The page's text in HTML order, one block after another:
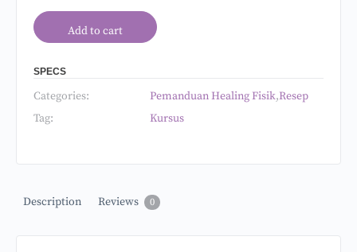
Add to cart
SPECS
Categories: Pemanduan Healing Fisik,Resep
Tag:
Kursus
Description Reviews 0